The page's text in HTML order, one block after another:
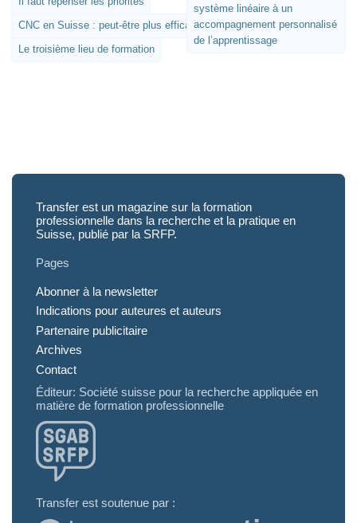
CNC en Suisse : peut-être plus efficace qu’on ne le pense ?
Le troisième lieu de formation
système linéaire à un
accompagnement personnalisé
de l’apprentissage
Transfer est un magazine sur la formation
professionnelle dans la recherche et la pratique en
Suisse, publié par la SRFP.
Pages
Abonner à la newsletter
Indications pour auteures et auteurs
Partenaire publicitaire
Archives
Contact
Éditeur: Société suisse pour la recherche appliquée en
matière de formation professionnelle
Transfer est soutenue par :